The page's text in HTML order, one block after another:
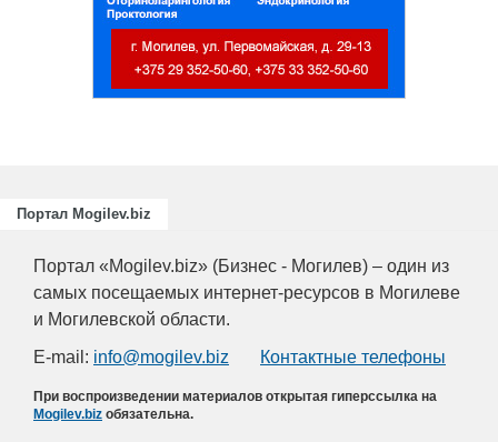
Портал Mogilev.biz
Портал «Mogilev.biz» (Бизнес - Могилев) – один из
самых посещаемых интернет-ресурсов в Могилеве
и Могилевской области.
E-mail: info@mogilev.biz Контактные телефоны
При воспроизведении материалов открытая гиперссылка на
Mogilev.biz обязательна.